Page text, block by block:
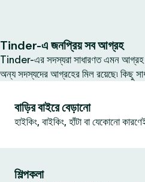
Tinder-এ জনপ্রিয় সব আগ্রহ
Tinder-এর সদস্যরা সাধারণত এমন আগ্রহ
অন্য সদস্যদের আগ্রহের মিল রয়েছে৷ কিছু
বাড়ির বাইরে বেড়ানো
হাইকিং, বাইকিং, হাঁটা বা যেকোনো
শিল্পকলা